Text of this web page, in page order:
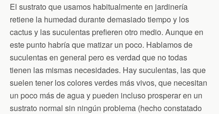
El sustrato que usamos habitualmente en jardinería
retiene la humedad durante demasiado tiempo y los
cactus y las suculentas prefieren otro medio. Aunque en
este punto habría que matizar un poco. Hablamos de
suculentas en general pero es verdad que no todas
tienen las mismas necesidades. Hay suculentas, las que
suelen tener los colores verdes más vivos, que necesitan
un poco más de agua y pueden incluso prosperar en un
sustrato normal sin ningún problema (hecho constatado